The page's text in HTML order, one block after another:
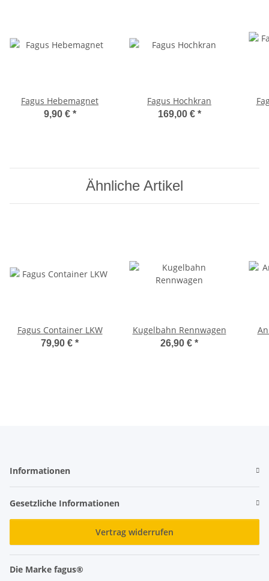
Fagus Hebemagnet
9,90 € *
Fagus Hochkran
169,00 € *
Ähnliche Artikel
Fagus Container LKW
79,90 € *
Kugelbahn Rennwagen
26,90 € *
Informationen
Gesetzliche Informationen
Vertrag widerrufen
Die Marke fagus®